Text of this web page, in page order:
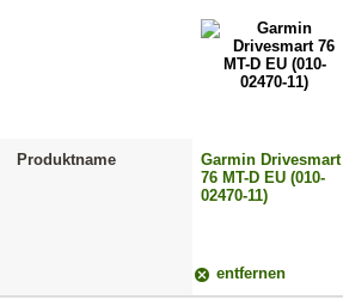
Produktname
Garmin Drivesmart
76 MT-D EU (010-
02470-11)
entfernen